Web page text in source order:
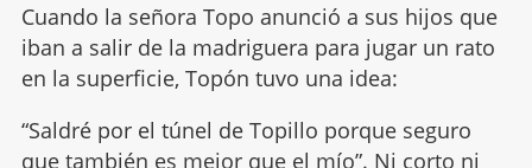
Cuando la señora Topo anunció a sus hijos que
iban a salir de la madriguera para jugar un rato
en la superficie, Topón tuvo una idea:
“Saldré por el túnel de Topillo porque seguro
que también es mejor que el mío”. Ni corto ni